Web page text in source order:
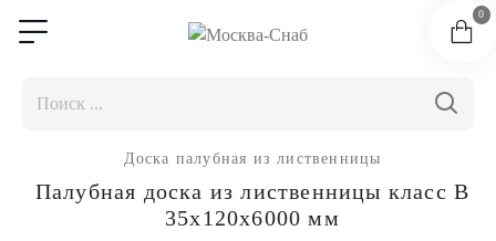
0
Доска палубная из лиственницы
Палубная доска из лиственницы класс В
35x120x6000 мм